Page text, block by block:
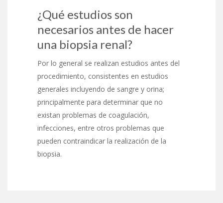
¿Qué estudios son
necesarios antes de hacer
una biopsia renal?
Por lo general se realizan estudios antes del
procedimiento, consistentes en estudios
generales incluyendo de sangre y orina;
principalmente para determinar que no
existan problemas de coagulación,
infecciones, entre otros problemas que
pueden contraindicar la realización de la
biopsia.